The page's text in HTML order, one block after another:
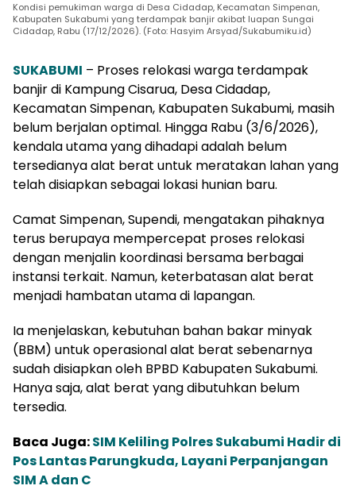
Kondisi pemukiman warga di Desa Cidadap, Kecamatan Simpenan,
Kabupaten Sukabumi yang terdampak banjir akibat luapan Sungai
Cidadap, Rabu (17/12/2026). (Foto: Hasyim Arsyad/Sukabumiku.id)
SUKABUMI – Proses relokasi warga terdampak
banjir di Kampung Cisarua, Desa Cidadap,
Kecamatan Simpenan, Kabupaten Sukabumi, masih
belum berjalan optimal. Hingga Rabu (3/6/2026),
kendala utama yang dihadapi adalah belum
tersedianya alat berat untuk meratakan lahan yang
telah disiapkan sebagai lokasi hunian baru.
Camat Simpenan, Supendi, mengatakan pihaknya
terus berupaya mempercepat proses relokasi
dengan menjalin koordinasi bersama berbagai
instansi terkait. Namun, keterbatasan alat berat
menjadi hambatan utama di lapangan.
Ia menjelaskan, kebutuhan bahan bakar minyak
(BBM) untuk operasional alat berat sebenarnya
sudah disiapkan oleh BPBD Kabupaten Sukabumi.
Hanya saja, alat berat yang dibutuhkan belum
tersedia.
Baca Juga:SIM Keliling Polres Sukabumi Hadir di
Pos Lantas Parungkuda, Layani Perpanjangan
SIM A dan C